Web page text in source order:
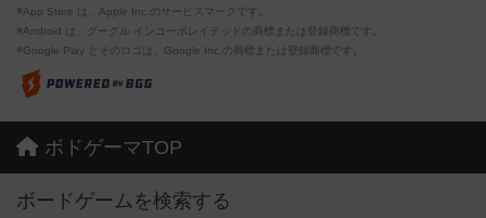
※App Store は、Apple Inc.のサービスマークです。
※Android は、グーグル インコーポレイテッドの商標または登録商標です。
※Google Play とそのロゴは、Google Inc.の商標または登録商標です。
ボドゲーマTOP
ボードゲームを検索する